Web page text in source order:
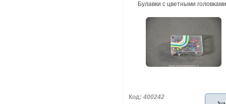
Булавки с цветными
Код: 400242